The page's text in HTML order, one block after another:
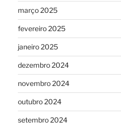
março 2025
fevereiro 2025
janeiro 2025
dezembro 2024
novembro 2024
outubro 2024
setembro 2024